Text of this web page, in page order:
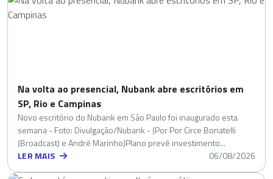
Na volta ao presencial, Nubank abre escritórios em
SP, Rio e Campinas
Novo escritório do Nubank em São Paulo foi inaugurado esta
semana - Foto: Divulgação/Nubank - (Por Por Circe Bonatelli
(Broadcast) e André Marinho)Plano prevê investimento...
LER MAIS
06/08/2026